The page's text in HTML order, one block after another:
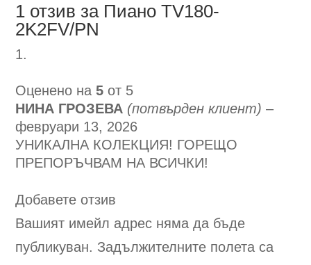
product
options
the
product
page
1 отзив за Пиано TV180-
2K2FV/PN
Оценено на5 от 5
НИНА ГРОЗЕВА (потвърден клиент) –
февруари 13, 2026
УНИКАЛНА КОЛЕКЦИЯ! ГОРЕЩО
ПРЕПОРЪЧВАМ НА ВСИЧКИ!
Добавете отзив
Вашият имейл адрес няма да бъде
публикуван. Задължителните полета са